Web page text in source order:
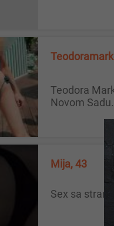
Teodora Marko par 43 Mi smo bračni par Teodora i Marko 43-43, lepi, pristojni, kulturni, obrazovani porodični ljudi. Živimo u
Novom
Mija, 43
Sex sa